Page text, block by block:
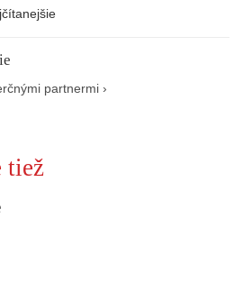
partnermi ›
tiež